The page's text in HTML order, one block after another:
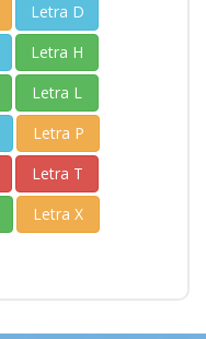
Letra D
Letra H
Letra L
Letra P
Letra T
Letra X